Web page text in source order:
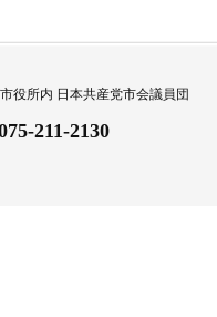
役所内 日本共産党市会議員団
211-2130